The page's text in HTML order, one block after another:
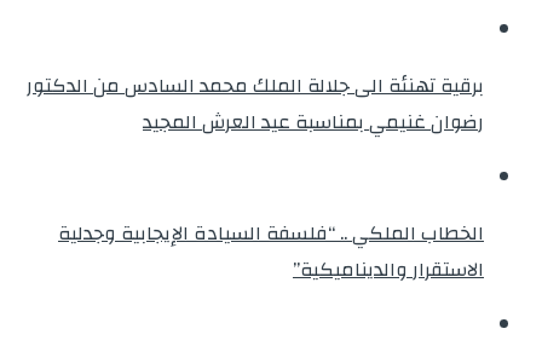
برقية تهنئة الى جلالة الملك محمد السادس من الدكتور
رضوان غنيمي بمناسبة عيد العرش المجيد
الخطاب الملكي .. “فلسفة السيادة الإيجابية وجدلية
الاستقرار والديناميكية”